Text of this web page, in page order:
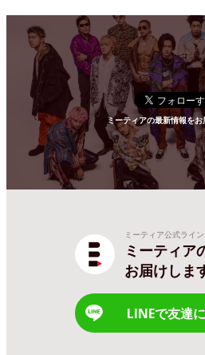
ミーティアの最新情報をお
ミーティア公式ライ
ミーティア
お届けしま
LINEで友達